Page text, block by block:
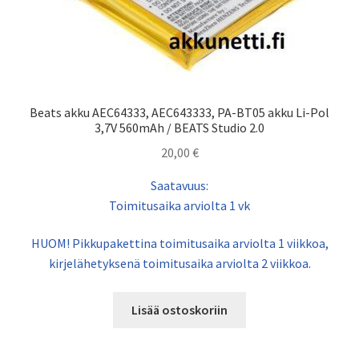
Beats akku AEC64333, AEC643333, PA-BT05 akku Li-Pol
3,7V 560mAh / BEATS Studio 2.0
20,00 €
Saatavuus:
Toimitusaika arviolta 1 vk
HUOM! Pikkupakettina toimitusaika arviolta 1 viikkoa,
kirjelähetyksenä toimitusaika arviolta 2 viikkoa.
Lisää ostoskoriin